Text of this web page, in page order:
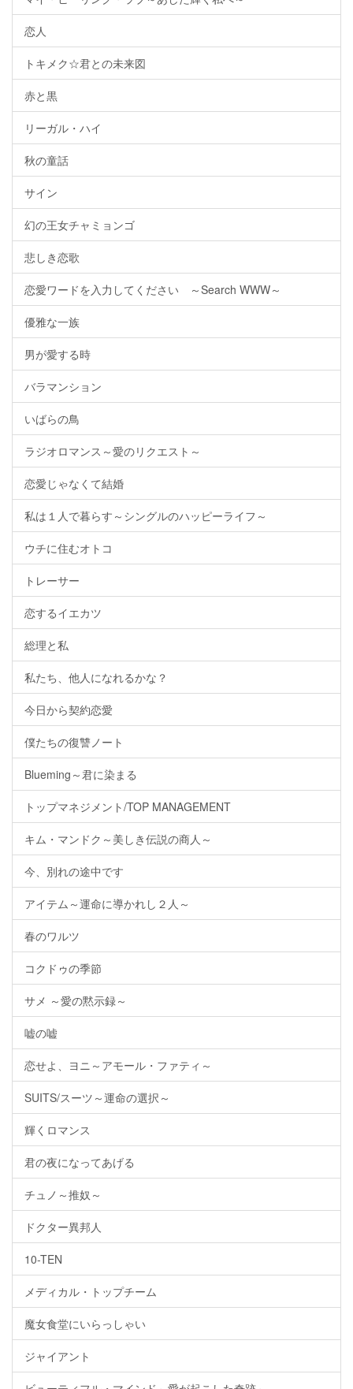
恋人
トキメク☆君との未来図
赤と黒
リーガル・ハイ
秋の童話
サイン
幻の王女チャミョンゴ
悲しき恋歌
恋愛ワードを入力してください ～Search WWW～
優雅な一族
男が愛する時
バラマンション
いばらの鳥
ラジオロマンス～愛のリクエスト～
恋愛じゃなくて結婚
私は１人で暮らす～シングルのハッピーライフ～
ウチに住むオトコ
トレーサー
恋するイエカツ
総理と私
私たち、他人になれるかな？
今日から契約恋愛
僕たちの復讐ノート
Blueming～君に染まる
トップマネジメント/TOP MANAGEMENT
キム・マンドク～美しき伝説の商人～
今、別れの途中です
アイテム～運命に導かれし２人～
春のワルツ
コクドゥの季節
サメ ～愛の黙示録～
嘘の嘘
恋せよ、ヨニ～アモール・ファティ～
SUITS/スーツ～運命の選択～
輝くロマンス
君の夜になってあげる
チュノ～推奴～
ドクター異邦人
10-TEN
メディカル・トップチーム
魔女食堂にいらっしゃい
ジャイアント